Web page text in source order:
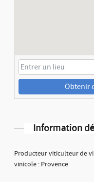
Obtenir
Information
Producteur viticulteur de
vinicole : Provence